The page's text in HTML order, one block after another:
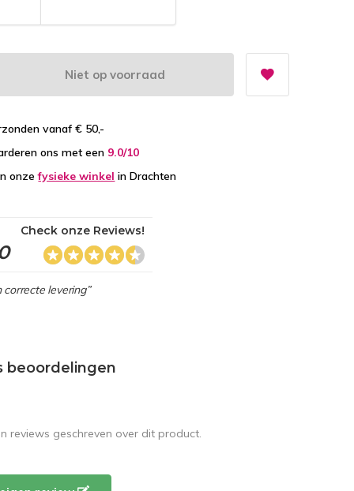
Niet op voorraad
vanaf € 50,-
ons met een 9.0/10
onzefysieke winkel in Drachten
Check onze Reviews!
correcte levering”
beoordelingen
reviews geschreven over dit product.